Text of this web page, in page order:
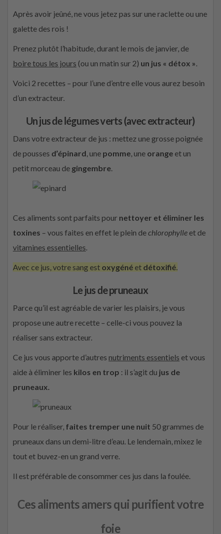
Après avoir jeûné, ne vous jetez pas sur une raclette ou une
galette des rois !
Prenez plutôt l’habitude, durant le mois de janvier, de
boire tous les jours (ou un matin sur 2) un jus « détox ».
Voici 2 recettes – pour l’une d’entre elle vous aurez besoin
d’un extracteur.
Un jus de légumes verts (avec extracteur)
Dans votre extracteur de jus : mettez une grosse poignée
de pousses d’épinard, une pomme, une orange et un
petit morceau de gingembre.
Ces aliments sont parfaits pour nettoyer et éliminer les
toxines – vous faites en effet le plein dechlorophylle et de
vitamines essentielles.
Avec ce jus, votre sang est oxygéné et détoxifié.
Le jus de pruneaux
Parce qu’il est agréable de varier les plaisirs, je vous
propose une autre recette – celle-ci vous pouvez la
réaliser sans extracteur.
Ce jus vous apporte d’autres nutriments essentiels et vous
aide à éliminer les kilos en trop : il s’agit du jus de
pruneaux.
Pour le réaliser, faites tremper une nuit 50 grammes de
pruneaux dans un demi-litre d’eau. Le lendemain, mixez le
tout et buvez-en un grand verre.
Il est préférable de consommer ces jus dans la foulée.
Ces aliments amers qui purifient votre
foie